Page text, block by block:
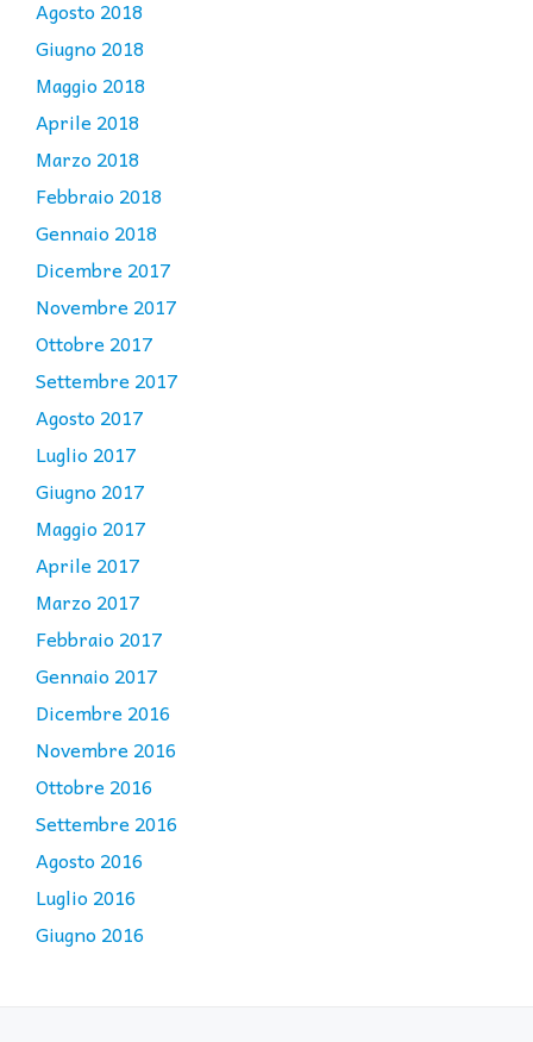
Agosto 2018
Giugno 2018
Maggio 2018
Aprile 2018
Marzo 2018
Febbraio 2018
Gennaio 2018
Dicembre 2017
Novembre 2017
Ottobre 2017
Settembre 2017
Agosto 2017
Luglio 2017
Giugno 2017
Maggio 2017
Aprile 2017
Marzo 2017
Febbraio 2017
Gennaio 2017
Dicembre 2016
Novembre 2016
Ottobre 2016
Settembre 2016
Agosto 2016
Luglio 2016
Giugno 2016